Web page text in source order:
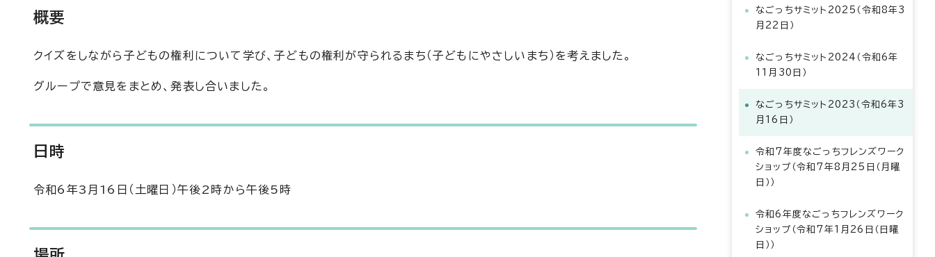
概要
クイズをしながら子どもの権利について学び、子どもの権利が守られるまち（子どもにやさしいまち）を考えました。
グループで意見をまとめ、発表し合いました。
日時
令和6年3月16日（土曜日）午後2時から午後5時
なごっちサミット2025（令和8年3
月22日）
なごっちサミット2024（令和6年
11月30日）
なごっちサミット2023（令和6年3
月16日）
令和7年度なごっちフレンズワーク
ショップ（令和7年8月25日（月曜
日））
令和6年度なごっちフレンズワーク
ショップ（令和7年1月26日（日曜
日））